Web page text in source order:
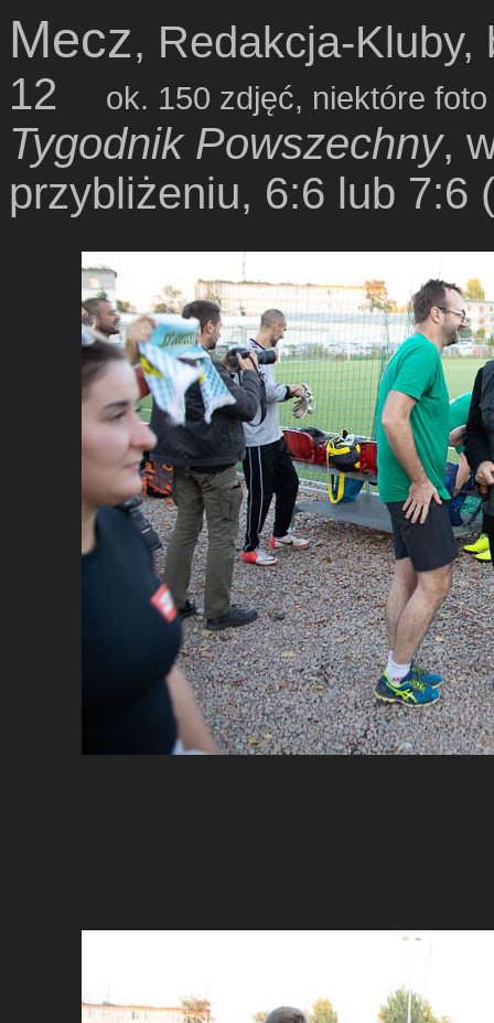
Mecz, Redakcja-
12
ok. 150 zdjęć, niektóre
Tygodnik Powszechny,
przybliżeniu, 6:6 lub 7:6